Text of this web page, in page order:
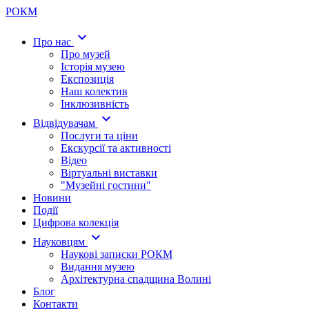
РОКМ
Про нас expand_more
Про музей
Історія музею
Експозиція
Наш колектив
Інклюзивність
Відвідувачам expand_more
Послуги та ціни
Екскурсії та активності
Відео
Віртуальні виставки
"Музейні гостини"
Новини
Події
Цифрова колекція
Науковцям expand_more
Наукові записки РОКМ
Видання музею
Архітектурна спадщина Волині
Блог
Контакти